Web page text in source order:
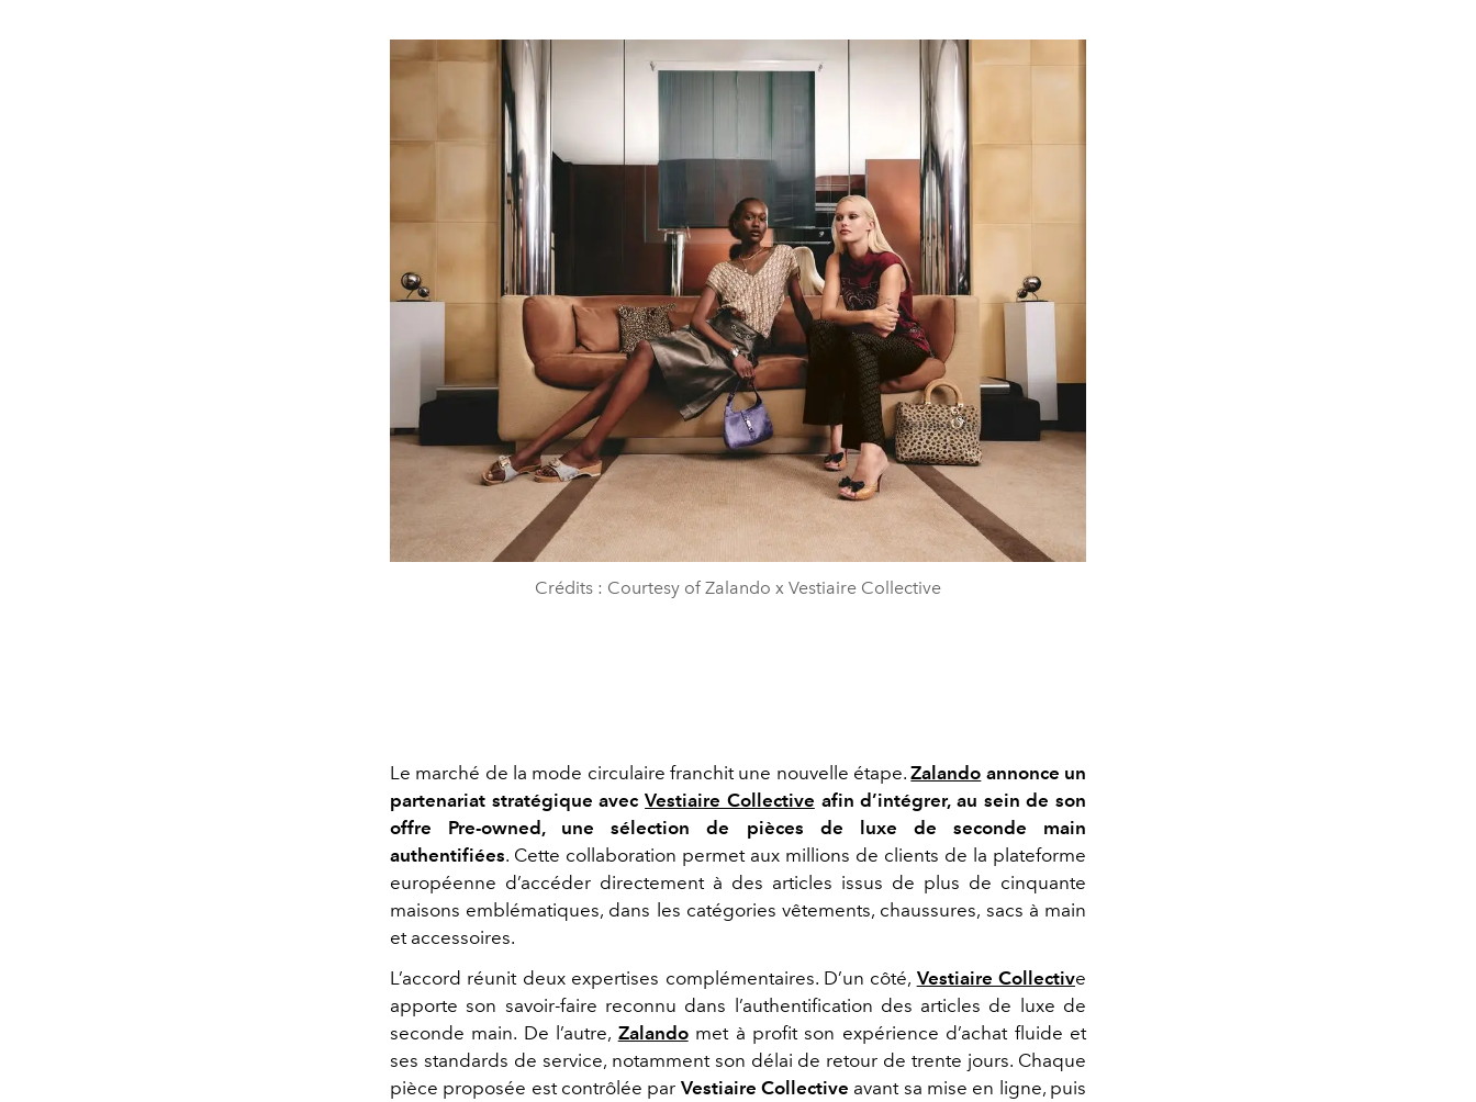
Crédits : Courtesy of Zalando x Vestiaire Collective
Le marché de la mode circulaire franchit une nouvelle étape.Zalando annonce un
partenariat stratégique avecVestiaire Collective afin d’intégrer, au sein de son
offre Pre-owned, une sélection de pièces de luxe de seconde main
authentifiées. Cette collaboration permet aux millions de clients de la plateforme
européenne d’accéder directement à des articles issus de plus de cinquante
maisons emblématiques, dans les catégories vêtements, chaussures, sacs à main
et accessoires.
L’accord réunit deux expertises complémentaires. D’un côté, Vestiaire Collective
apporte son savoir-faire reconnu dans l’authentification des articles de luxe de
seconde main. De l’autre, Zalandomet à profit son expérience d’achat fluide et
ses standards de service, notamment son délai de retour de trente jours. Chaque
pièce proposée est contrôlée par Vestiaire Collective avant sa mise en ligne, puis